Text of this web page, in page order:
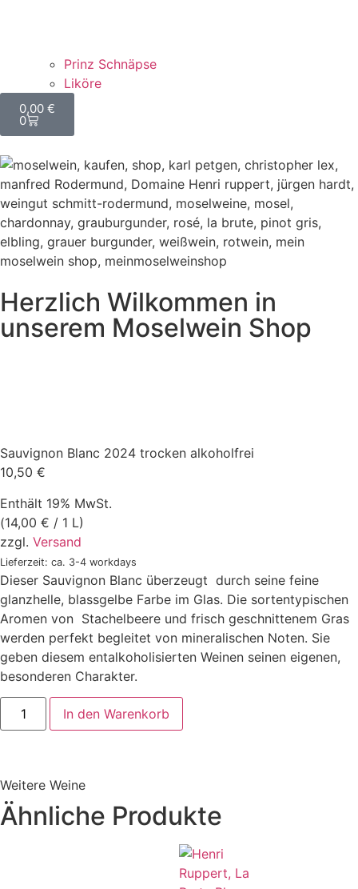
Prinz Schnäpse
Liköre
0,00 €
0
Herzlich Wilkommen in
unserem Moselwein Shop
Sauvignon Blanc 2024 trocken alkoholfrei
10,50 €
Enthält 19% MwSt.
(14,00 € / 1 L)
zzgl. Versand
Lieferzeit: ca. 3-4 workdays
Dieser Sauvignon Blanc überzeugt durch seine feine
glanzhelle, blassgelbe Farbe im Glas. Die sortentypischen
Aromen von Stachelbeere und frisch geschnittenem Gras
werden perfekt begleitet von mineralischen Noten. Sie
geben diesem entalkoholisierten Weinen seinen eigenen,
besonderen Charakter.
In den Warenkorb
Weitere Weine
Ähnliche Produkte